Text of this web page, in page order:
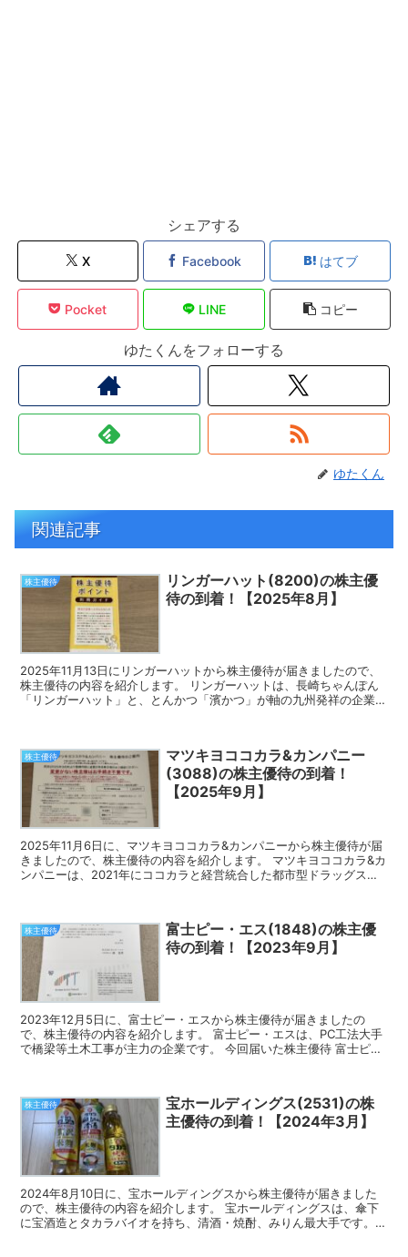
シェアする
X Facebook はてブ
Pocket LINE コピー
ゆたくんをフォローする
ゆたくん
関連記事
株主優待
リンガーハット(8200)の株主優
待の到着！【2025年8月】
2025年11月13日にリンガーハットから株主優待が届きましたので、
株主優待の内容を紹介します。 リンガーハットは、長崎ちゃんぽん
「リンガーハット」と、とんかつ「濱かつ」が軸の九州発祥の企業で
株主優待
マツキヨココカラ&カンパニー
(3088)の株主優待の到着！
【2025年9月】
2025年11月6日に、マツキヨココカラ&カンパニーから株主優待が届
きましたので、株主優待の内容を紹介します。 マツキヨココカラ&カ
ンパニーは、2021年にココカラと経営統合した都市型ドラッグスト
株主優待
富士ピー・エス(1848)の株主優
待の到着！【2023年9月】
2023年12月5日に、富士ピー・エスから株主優待が届きましたの
で、株主優待の内容を紹介します。 富士ピー・エスは、PC工法大手
で橋梁等土木工事が主力の企業です。 今回届いた株主優待 富士ピ
株主優待
宝ホールディングス(2531)の株
主優待の到着！【2024年3月】
2024年8月10日に、宝ホールディングスから株主優待が届きました
ので、株主優待の内容を紹介します。 宝ホールディングスは、傘下
に宝酒造とタカラバイオを持ち、清酒・焼酎、みりん最大手です。